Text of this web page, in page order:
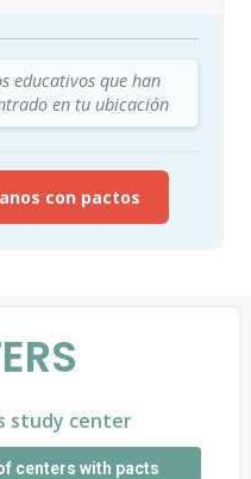
educativos que han
en tu ubicación
con pactos
study center
centers with pacts